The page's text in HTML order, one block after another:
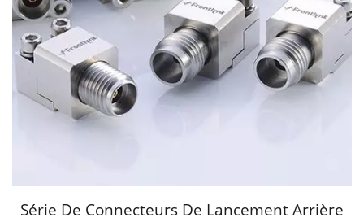
Série De Connecteurs De Lancement Arrière